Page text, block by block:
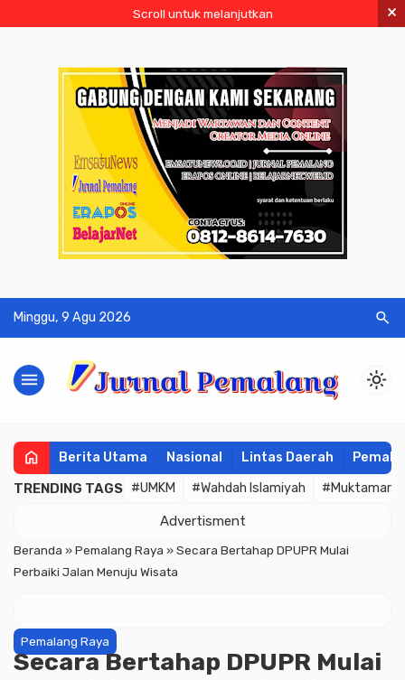
Scroll untuk melanjutkan ×
Minggu, 9 Agu 2026 search
menu light_mode
home Berita Utama Nasional Lintas Daerah
TRENDING TAGS #UMKM #Wahdah Islamiyah #Muktamar
Advertisment
Beranda »Pemalang Raya »Secara Bertahap DPUPR Mulai
Perbaiki Jalan Menuju Wisata
Pemalang Raya
Secara Bertahap DPUPR Mulai